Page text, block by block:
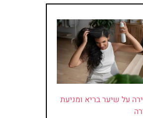
על שיער בריא ומניעת